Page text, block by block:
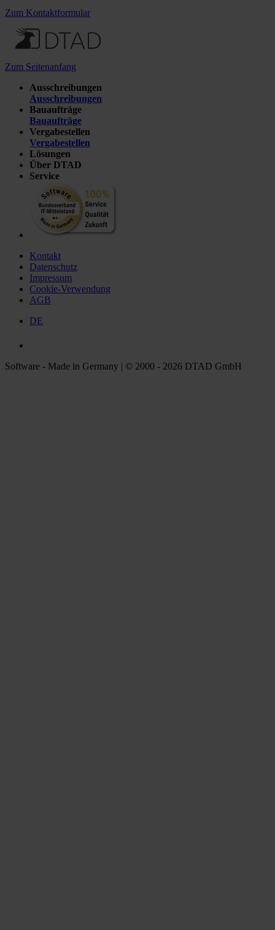
Zum Kontaktformular
Zum Seitenanfang
Ausschreibungen
Ausschreibungen
Bauaufträge
Bauaufträge
Vergabestellen
Vergabestellen
Lösungen
Über DTAD
Service
Kontakt
Datenschutz
Impressum
Cookie-Verwendung
AGB
DE
Software - Made in Germany | © 2000 - 2026 DTAD GmbH